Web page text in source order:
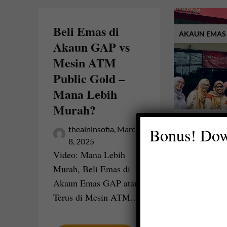
Beli Emas di
Akaun GAP vs
Mesin ATM
Public Gold –
Mana Lebih
Murah?
theaininsofia, March
8, 2025
Video: Mana Lebih
Murah, Beli Emas di
Akaun Emas GAP atau
Terus di Mesin ATM…
AKAUN EMAS
Bonus!